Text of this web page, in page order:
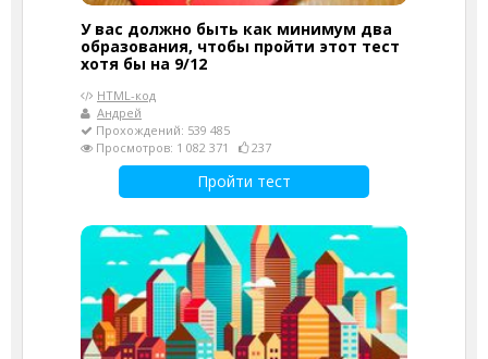
У вас должно быть как минимум два
образования, чтобы пройти этот тест
хотя бы на 9/12
HTML-код
Андрей
Прохождений: 539 485
Просмотров: 1 082 371
237
Пройти тест